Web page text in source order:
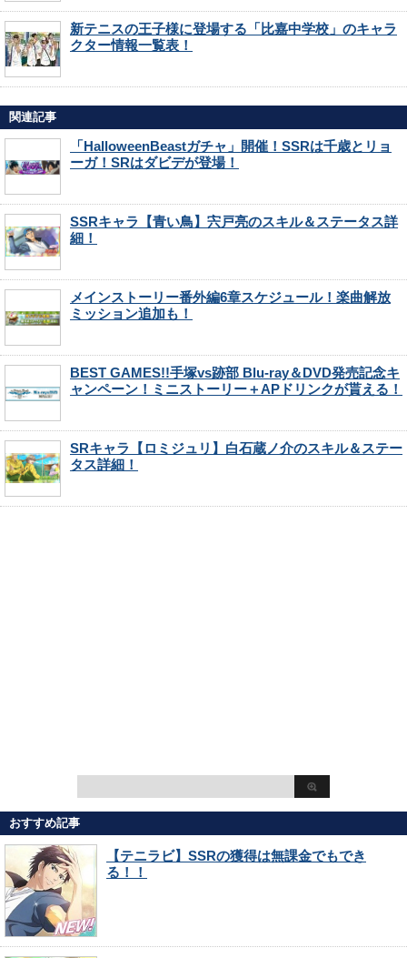
新テニスの王子様に登場する「比嘉中学校」のキャラ
クター情報一覧表！
関連記事
「HalloweenBeastガチャ」開催！SSRは千歳とリョ
ーガ！SRはダビデが登場！
SSRキャラ【青い鳥】宍戸亮のスキル＆ステータス詳
細！
メインストーリー番外編6章スケジュール！楽曲解放
ミッション追加も！
BEST GAMES!!手塚vs跡部 Blu-ray＆DVD発売記念キ
ャンペーン！ミニストーリー＋APドリンクが貰える！
SRキャラ【ロミジュリ】白石蔵ノ介のスキル＆ステー
タス詳細！
おすすめ記事
【テニラビ】SSRの獲得は無課金でもでき
る！！